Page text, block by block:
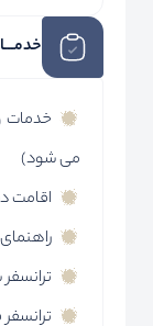
می شود)
اقامت در هتل 4 ستاره